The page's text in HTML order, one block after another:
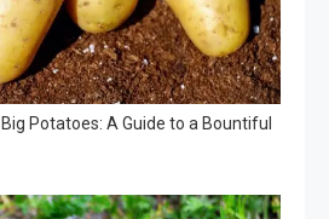
Potatoes: A Guide to a Bountiful